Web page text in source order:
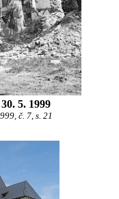
5. 1999
č. 7, s. 21